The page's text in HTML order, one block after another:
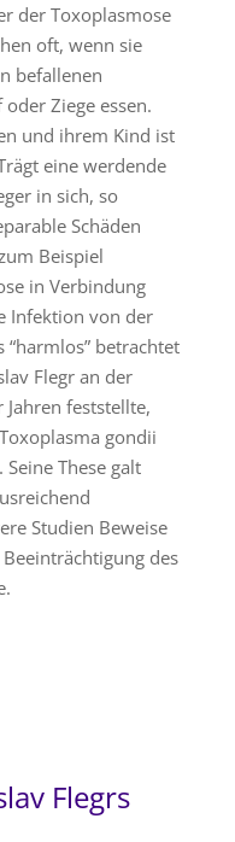
der Toxoplasmose
oft, wenn sie
befallenen
Ziege essen.
und ihrem Kind ist
eine werdende
in sich, so
Schäden
Beispiel
in Verbindung
Infektion von der
betrachtet
Flegr an der
feststellte,
gondii
These galt
Studien Beweise
des
Flegrs